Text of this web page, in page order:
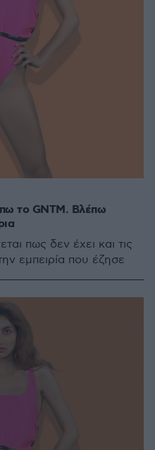
το GNTM. Βλέπω
πως δεν έχει και τις
εμπειρία που έζησε